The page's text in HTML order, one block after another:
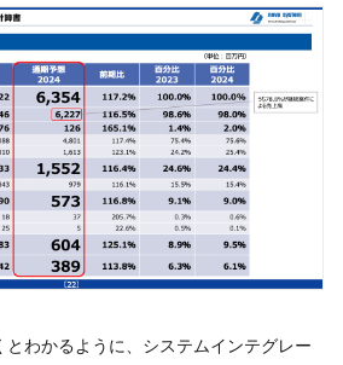
とわかるように、システムインテグレー